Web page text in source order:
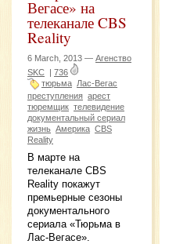
Вегасе» на
телеканале CBS
Reality
6 March, 2013 — Агенство
SKC | 736
тюрьма Лас-Вегас
преступления арест
тюремщик телевидение
документальный сериал
жизнь Америка CBS
Reality
В марте на
телеканале CBS
Reality покажут
премьерные сезоны
документального
сериала «Тюрьма в
Лас-Вегасе».